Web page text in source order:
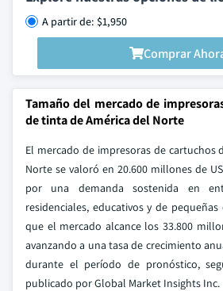
A partir de: $1,950
Comprar
Tamaño del mercado de
de tinta de América del Norte
El mercado de impresoras de cartuchos
Norte se valoró en 20.600 millones de
por una demanda sostenida en
residenciales, educativos y de pequeñas
que el mercado alcance los 33.800
avanzando a una tasa de crecimiento
durante el período de pronóstico,
publicado por Global Market Insights Inc.